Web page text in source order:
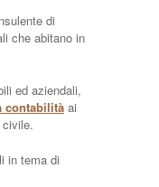
di
che abitano in
ed aziendali,
contabilità ai
civile.
in tema di